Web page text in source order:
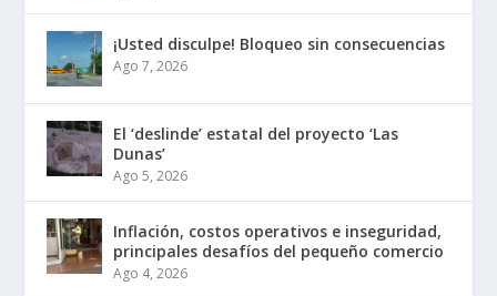
¡Usted disculpe! Bloqueo sin consecuencias
Ago 7, 2026
El ‘deslinde’ estatal del proyecto ‘Las
Dunas’
Ago 5, 2026
Inflación, costos operativos e inseguridad,
principales desafíos del pequeño comercio
Ago 4, 2026